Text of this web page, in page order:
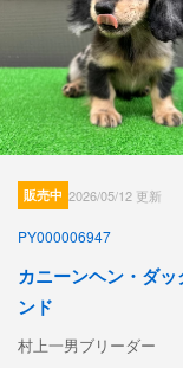
販売中 2026/05/12 更新
PY000006947
カニーンヘン・ダッ
ンド
村上一男ブリーダー